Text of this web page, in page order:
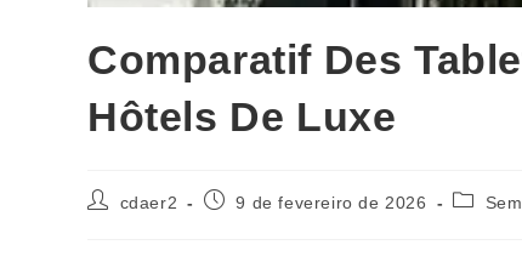
Comparatif Des
Hôtels De Luxe
Autorcdaer2
Post9 de fevereiro de 2026